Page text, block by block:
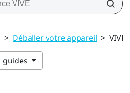
> Déballer votre appareil > VIVE
guides